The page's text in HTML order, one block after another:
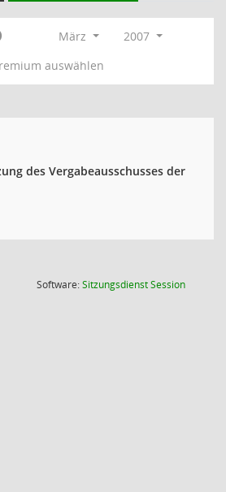
März
2007
auswählen
des Vergabeausschusses der
Software:SitzungsdienstSession(Wird in